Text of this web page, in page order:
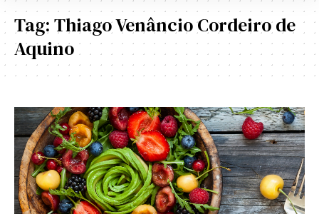
Tag:Thiago Venâncio Cordeiro de
Aquino